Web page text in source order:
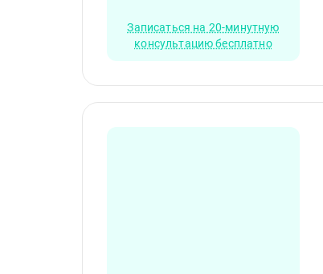
Записаться на 20-минутную
консультацию бесплатно